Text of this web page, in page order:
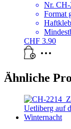
Nr. CH-
Format
CHF 3.90
Ähnliche